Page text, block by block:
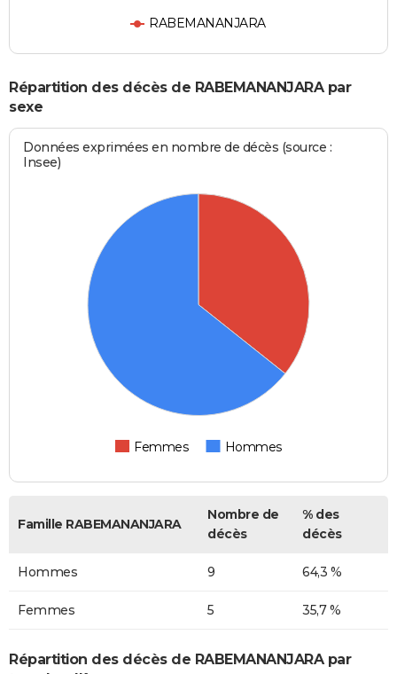
RABEMANANJARA
Répartition des décès de RABEMANANJARA par
sexe
Données exprimées en nombre de décès (source :
Insee)
Femmes Hommes
Famille RABEMANANJARA
Nombre de
décès
% des
décès
Hommes 9 64,3 %
Femmes 5 35,7 %
Répartition des décès de RABEMANANJARA par